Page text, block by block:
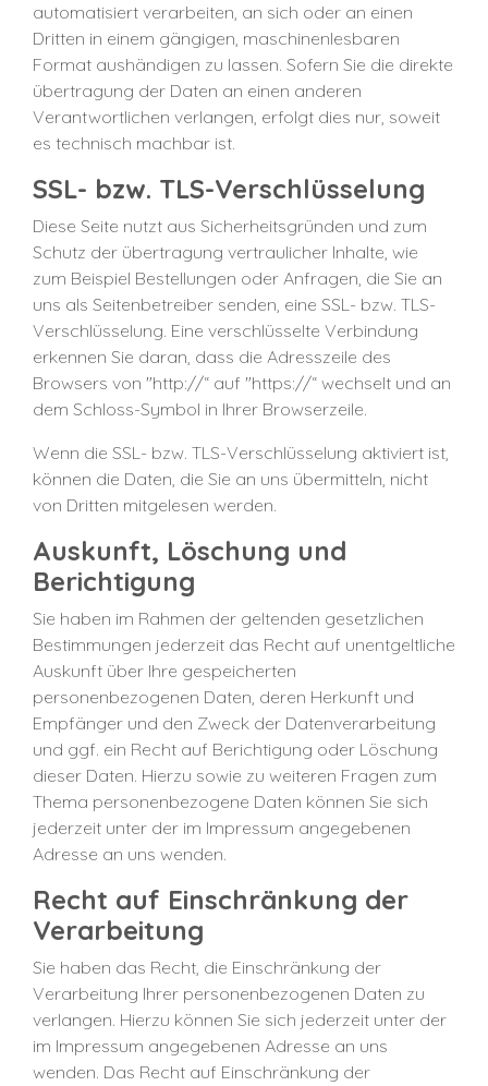
automatisiert verarbeiten, an sich oder an einen
Dritten in einem gängigen, maschinenlesbaren
Format aushändigen zu lassen. Sofern Sie die direkte
übertragung der Daten an einen anderen
Verantwortlichen verlangen, erfolgt dies nur, soweit
es technisch machbar ist.
SSL- bzw. TLS-Verschlüsselung
Diese Seite nutzt aus Sicherheitsgründen und zum
Schutz der übertragung vertraulicher Inhalte, wie
zum Beispiel Bestellungen oder Anfragen, die Sie an
uns als Seitenbetreiber senden, eine SSL- bzw. TLS-
Verschlüsselung. Eine verschlüsselte Verbindung
erkennen Sie daran, dass die Adresszeile des
Browsers von "http://“ auf "https://“ wechselt und an
dem Schloss-Symbol in Ihrer Browserzeile.
Wenn die SSL- bzw. TLS-Verschlüsselung aktiviert ist,
können die Daten, die Sie an uns übermitteln, nicht
von Dritten mitgelesen werden.
Auskunft, Löschung und
Berichtigung
Sie haben im Rahmen der geltenden gesetzlichen
Bestimmungen jederzeit das Recht auf unentgeltliche
Auskunft über Ihre gespeicherten
personenbezogenen Daten, deren Herkunft und
Empfänger und den Zweck der Datenverarbeitung
und ggf. ein Recht auf Berichtigung oder Löschung
dieser Daten. Hierzu sowie zu weiteren Fragen zum
Thema personenbezogene Daten können Sie sich
jederzeit unter der im Impressum angegebenen
Adresse an uns wenden.
Recht auf Einschränkung der
Verarbeitung
Sie haben das Recht, die Einschränkung der
Verarbeitung Ihrer personenbezogenen Daten zu
verlangen. Hierzu können Sie sich jederzeit unter der
im Impressum angegebenen Adresse an uns
wenden. Das Recht auf Einschränkung der